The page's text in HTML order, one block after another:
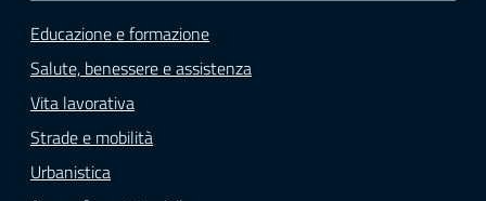
Educazione e formazione
Salute, benessere e assistenza
Vita lavorativa
Strade e mobilità
Urbanistica